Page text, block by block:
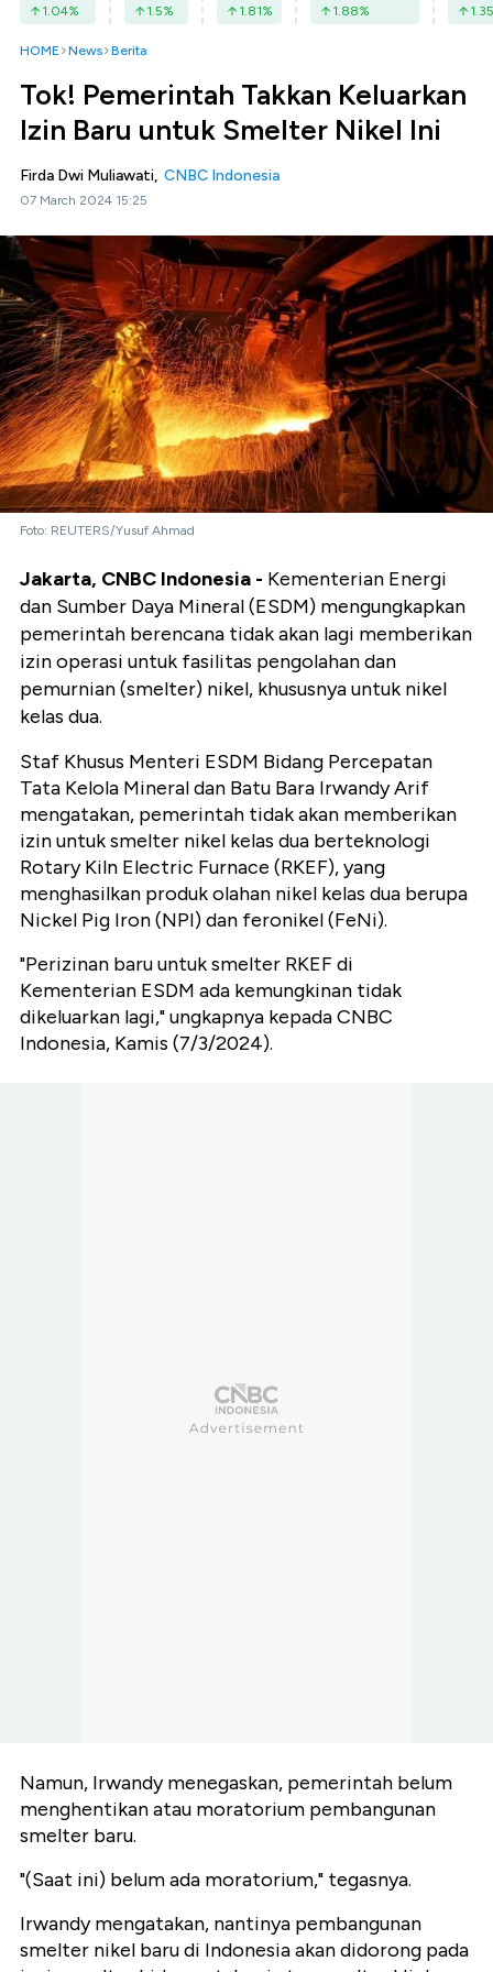
1.04% 1.5% 1.81% 1.88% 1.35
HOME News Berita
Tok! Pemerintah Takkan Keluarkan
Izin Baru untuk Smelter Nikel Ini
Firda Dwi Muliawati, CNBC Indonesia
07 March 2024 15:25
Foto: REUTERS/Yusuf Ahmad
Jakarta, CNBC Indonesia - Kementerian Energi
dan Sumber Daya Mineral (ESDM) mengungkapkan
pemerintah berencana tidak akan lagi memberikan
izin operasi untuk fasilitas pengolahan dan
pemurnian (smelter) nikel, khususnya untuk nikel
kelas dua.
Staf Khusus Menteri ESDM Bidang Percepatan
Tata Kelola Mineral dan Batu Bara Irwandy Arif
mengatakan, pemerintah tidak akan memberikan
izin untuk smelter nikel kelas dua berteknologi
Rotary Kiln Electric Furnace (RKEF), yang
menghasilkan produk olahan nikel kelas dua berupa
Nickel Pig Iron (NPI) dan feronikel (FeNi).
"Perizinan baru untuk smelter RKEF di
Kementerian ESDM ada kemungkinan tidak
dikeluarkan lagi," ungkapnya kepada CNBC
Indonesia, Kamis (7/3/2024).
Namun, Irwandy menegaskan, pemerintah belum
menghentikan atau moratorium pembangunan
smelter baru.
"(Saat ini) belum ada moratorium," tegasnya.
Irwandy mengatakan, nantinya pembangunan
smelter nikel baru di Indonesia akan didorong pada